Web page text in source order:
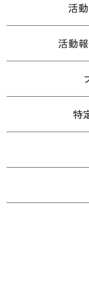
活
活動
特